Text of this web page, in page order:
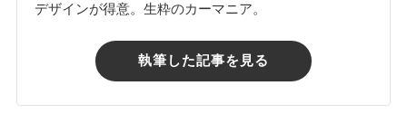
デザインが得意。生粋のカーマニア。
執筆した記事を見る